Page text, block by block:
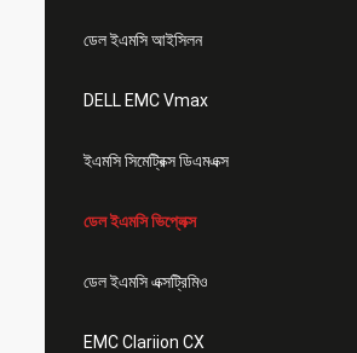
ডেল ইএমসি আইসিলন
DELL EMC Vmax
ইএমসি সিমেট্রিক্স ডিএমএক্স
ডেল ইএমসি ভিপ্লেক্স
ডেল ইএমসি এক্সট্রিমিও
EMC Clariion CX